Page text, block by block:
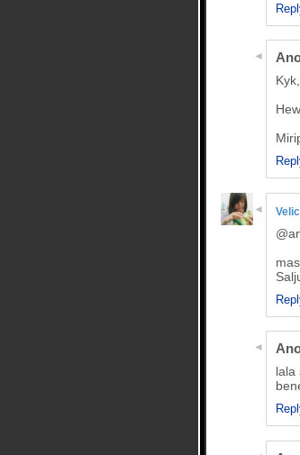
Kyk,
lala